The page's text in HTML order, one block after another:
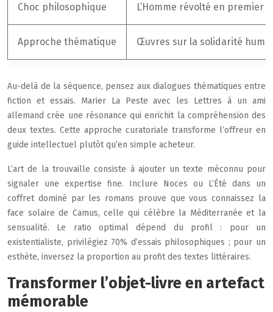
Choc philosophique L’Homme révolté en premier
Approche thématique Œuvres sur la solidarité
Au-delà de la séquence, pensez aux dialogues thématiques entre
fiction et essais. Marier La Peste avec les Lettres à un ami
allemand crée une résonance qui enrichit la compréhension des
deux textes. Cette approche curatoriale transforme l’offreur en
guide intellectuel plutôt qu’en simple acheteur.
L’art de la trouvaille consiste à ajouter un texte méconnu pour
signaler une expertise fine. Inclure Noces ou L’Été dans un
coffret dominé par les romans prouve que vous connaissez la
face solaire de Camus, celle qui célèbre la Méditerranée et la
sensualité. Le ratio optimal dépend du profil : pour un
existentialiste, privilégiez 70% d’essais philosophiques ; pour un
esthète, inversez la proportion au profit des textes littéraires.
Transformer l’objet-livre en artefact
mémorable